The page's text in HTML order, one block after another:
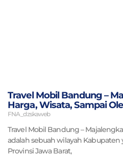
Travel Mobil Bandung –
Harga, Wisata, Sampai
FNA_dzskaweb
Travel Mobil Bandung –
adalah sebuah wilayah
Provinsi Jawa Barat,